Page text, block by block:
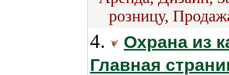
розницу,
4.
Охрана из
Главная